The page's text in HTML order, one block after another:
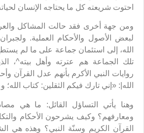
احتوت شريعته كل ما يحتاجه الإنسان
ومن جهة أخرى فقد حالت المشاكل
لبعض الأصول والأحكام العملية.
الله، إلى استئمان جماعة على ما لم
تلك الجماعة هم عترته وأهل بيته^،
روايات النبي الأكرم بأنهم عدل القرآن
الله|: «إني تارك فيكم الثقلين: كتاب
وهنا يأتي التساؤل القائل: ما هي
ومعارفهم؟ وكيف يشرحون الأحكام
القرآن الكريم وسنّة النبي؟ وهذه هي